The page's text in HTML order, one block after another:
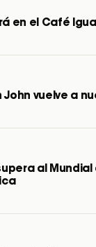
en el Café
John vuelve a
al Mundial